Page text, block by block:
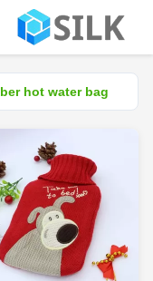
hot water bag